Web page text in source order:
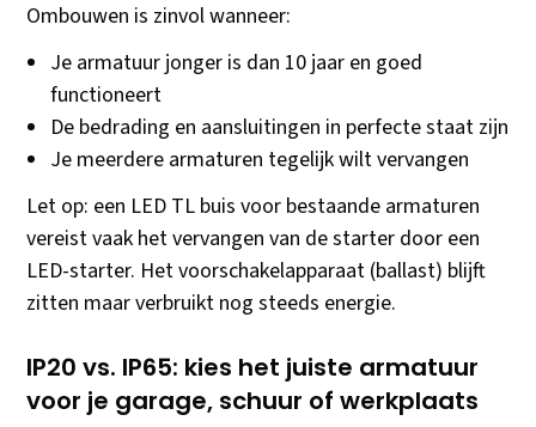
Ombouwen is zinvol wanneer:
Je armatuur jonger is dan 10 jaar en goed
functioneert
De bedrading en aansluitingen in perfecte staat zijn
Je meerdere armaturen tegelijk wilt vervangen
Let op: een LED TL buis voor bestaande armaturen
vereist vaak het vervangen van de starter door een
LED-starter. Het voorschakelapparaat (ballast) blijft
zitten maar verbruikt nog steeds energie.
IP20 vs. IP65: kies het juiste armatuur
voor je garage, schuur of werkplaats